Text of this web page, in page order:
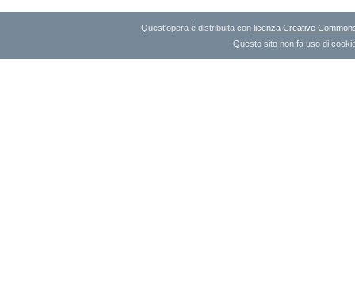
Quest'opera è distribuita con licenza Creative
Questo sito non fa uso di